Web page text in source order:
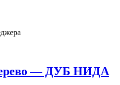
— ДУБ НИДА